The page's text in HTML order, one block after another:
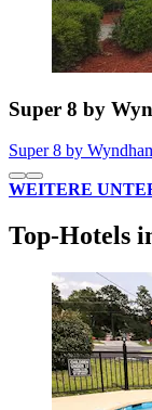
Super 8 by
Super 8 by
WEITERE
Top-Hotels